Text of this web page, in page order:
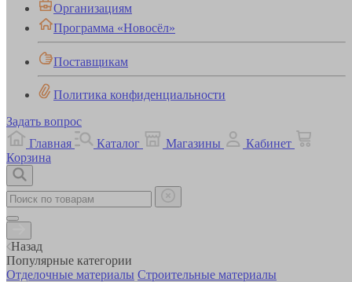
Организациям
Программа «Новосёл»
Поставщикам
Политика конфиденциальности
Задать вопрос
Главная
Каталог Магазины
Кабинет
Корзина
Назад
Популярные категории
Отделочные материалы Строительные материалы